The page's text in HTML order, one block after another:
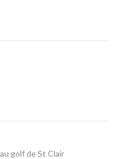
golf de St Clair